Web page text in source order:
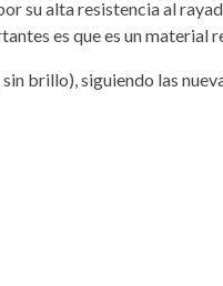
su alta resistencia al
es que es un
brillo), siguiendo las